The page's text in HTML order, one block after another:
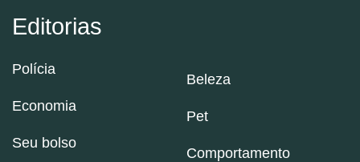
Editorias
Polícia
Economia
Seu bolso
Beleza
Pet
Comportamento